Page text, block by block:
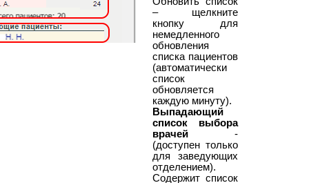
– щелкните
кнопку для
немедленного
обновления
списка пациентов
(автоматически
список
обновляется
каждую минуту).
Выпадающий
список выбора
врачей
-
(доступен только
для заведующих
отделением).
Содержит список